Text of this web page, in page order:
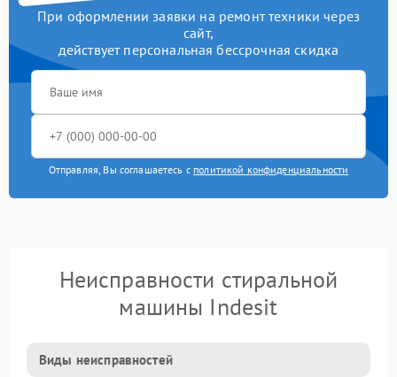
При оформлении заявки на ремонт техники через
сайт,
действует персональная бессрочная скидка
Отправляя, Вы соглашаетесь с политикой конфиденциальности
Неисправности стиральной
машины Indesit
Виды неисправностей